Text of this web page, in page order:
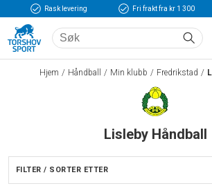
Rask levering Fri frakt fra kr 1 300
Hjem Håndball Min klubb Fredrikstad
Lisleby Håndball
FILTER / SORTER ETTER